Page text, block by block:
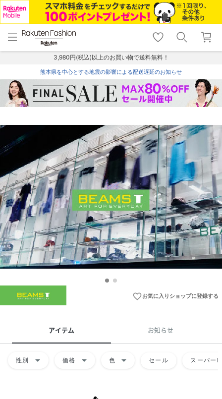
menu home
トップ
shopping_cart lock_outline
ログイン
3,980円(税込)以上のお買い物で送料無料！
熊本県を中心とする地震の影響による配送遅延のお知らせ
favorite_borderお気に入りショップに登録する
アイテム お知らせ
性別 arrow_drop_down 価格 arrow_drop_down 色 arrow_drop_down セール スーパー